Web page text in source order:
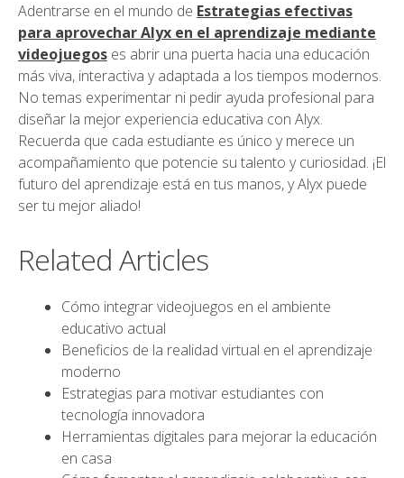
Adentrarse en el mundo de Estrategias efectivas
para aprovechar Alyx en el aprendizaje mediante
videojuegos es abrir una puerta hacia una educación
más viva, interactiva y adaptada a los tiempos modernos.
No temas experimentar ni pedir ayuda profesional para
diseñar la mejor experiencia educativa con Alyx.
Recuerda que cada estudiante es único y merece un
acompañamiento que potencie su talento y curiosidad. ¡El
futuro del aprendizaje está en tus manos, y Alyx puede
ser tu mejor aliado!
Related Articles
Cómo integrar videojuegos en el ambiente
educativo actual
Beneficios de la realidad virtual en el aprendizaje
moderno
Estrategias para motivar estudiantes con
tecnología innovadora
Herramientas digitales para mejorar la educación
en casa